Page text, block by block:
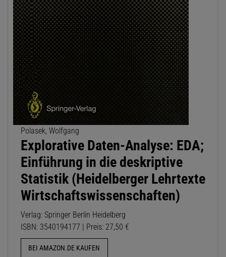
Polasek, Wolfgang
Explorative Daten-Analyse: EDA;
Einführung in die deskriptive
Statistik (Heidelberger Lehrtexte
Wirtschaftswissenschaften)
Verlag: Springer Berlin Heidelberg
ISBN: 3540194177 | Preis: 27,50 €
BEI AMAZON.DE KAUFEN